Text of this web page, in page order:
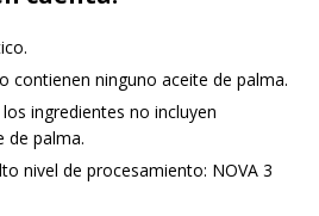
contienen ninguno aceite de palma.
ingredientes no incluyen
de palma.
nivel de procesamiento: NOVA 3